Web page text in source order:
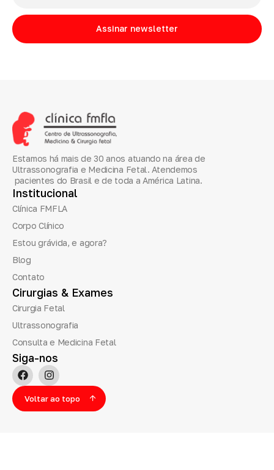
Assinar newsletter
Estamos há mais de 30 anos atuando na área de
Ultrassonografia e Medicina Fetal. Atendemos
pacientes do Brasil e de toda a América Latina.
Institucional
Clínica FMFLA
Corpo Clínico
Estou grávida, e agora?
Blog
Contato
Cirurgias & Exames
Cirurgia Fetal
Ultrassonografia
Consulta e Medicina Fetal
Siga-nos
Voltar ao topo